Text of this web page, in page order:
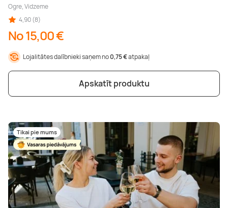
Ogre, Vidzeme
4,90 (8)
No 15,00 €
Lojalitātes dalībnieki saņem no0,75 €atpakaļ
Apskatīt produktu
Tikai pie mums